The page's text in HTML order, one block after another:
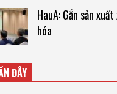
HauA: Gắn sản
hóa
ĐÂY